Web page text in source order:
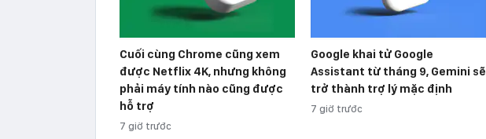
Cuối cùng Chrome cũng xem
được Netflix 4K, nhưng không
phải máy tính nào cũng được
hỗ trợ
7 giờ trước
Google khai tử Google
Assistant từ tháng 9, Gemini sẽ
trở thành trợ lý mặc định
7 giờ trước